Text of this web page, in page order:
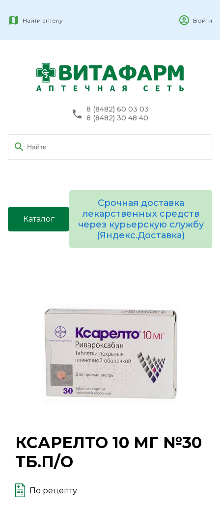
Найти аптеку Войти
8 (8482) 60 03 03
8 (8482) 30 48 40
Каталог
Срочная доставка
лекарственных средств
через курьерскую службу
(Яндекс.Доставка)
КСАРЕЛТО 10 МГ №30
ТБ.П/О
По рецепту